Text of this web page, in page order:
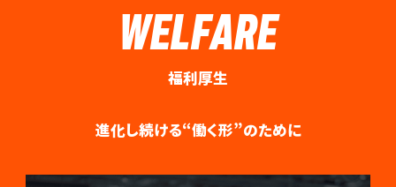
WELFARE
福利厚生
進化し続ける“働く形”のために